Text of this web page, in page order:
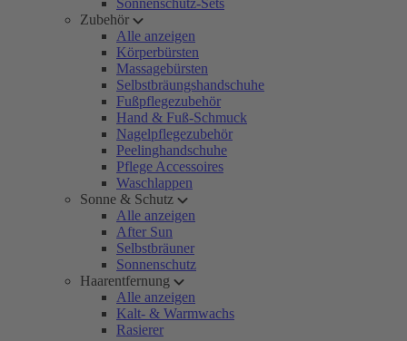
Sonnenschutz-Sets
Zubehör
Alle anzeigen
Körperbürsten
Massagebürsten
Selbstbräungshandschuhe
Fußpflegezubehör
Hand & Fuß-Schmuck
Nagelpflegezubehör
Peelinghandschuhe
Pflege Accessoires
Waschlappen
Sonne & Schutz
Alle anzeigen
After Sun
Selbstbräuner
Sonnenschutz
Haarentfernung
Alle anzeigen
Kalt- & Warmwachs
Rasierer